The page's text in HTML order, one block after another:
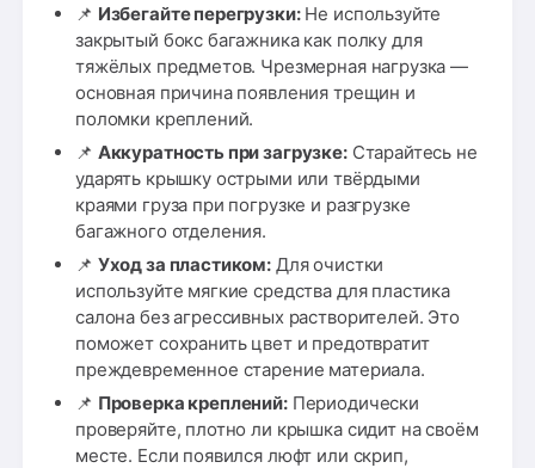
📌 Избегайте перегрузки:Не используйте
закрытый бокс багажника как полку для
тяжёлых предметов. Чрезмерная нагрузка —
основная причина появления трещин и
поломки креплений.
📌 Аккуратность при загрузке:Старайтесь не
ударять крышку острыми или твёрдыми
краями груза при погрузке и разгрузке
багажного отделения.
📌 Уход за пластиком: Для очистки
используйте мягкие средства для пластика
салона без агрессивных растворителей. Это
поможет сохранить цвет и предотвратит
преждевременное старение материала.
📌 Проверка креплений:Периодически
проверяйте, плотно ли крышка сидит на своём
месте. Если появился люфт или скрип,